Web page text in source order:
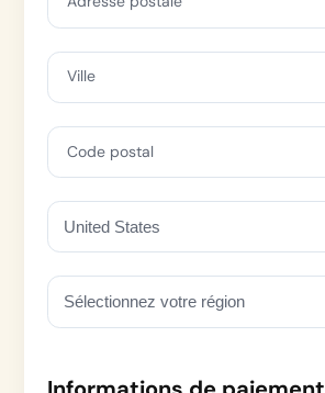
Ville
Code postal